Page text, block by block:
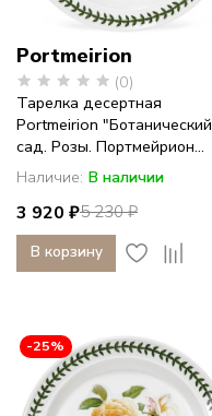
Portmeirion
(0)
Тарелка десертная
Portmeirion "Ботанический
сад. Розы. Портмейрион...
Наличие: В наличии
5 230 ₽
3 920 ₽
В корзину
-25%